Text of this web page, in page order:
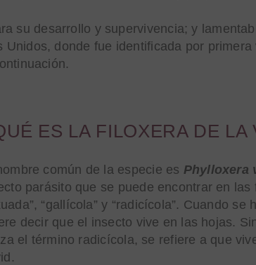
su desarrollo y supervivencia; y
donde fue identificada por primera
ES LA FILOXERA DE LA
común de la especie es Phylloxera
parásito que se puede encontrar en las
“gallícola” y “radicícola”. Cuando se
decir que el insecto vive en las hojas.
el término radicícola, se refiere a que